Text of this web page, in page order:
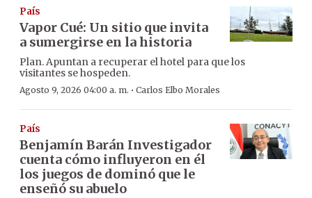
País
Vapor Cué: Un sitio que invita
a sumergirse en la historia
Plan. Apuntan a recuperar el hotel para que los
visitantes se hospeden.
Agosto 9, 2026 04:00 a. m. · Carlos Elbo Morales
País
Benjamín Barán Investigador
cuenta cómo influyeron en él
los juegos de dominó que le
enseñó su abuelo